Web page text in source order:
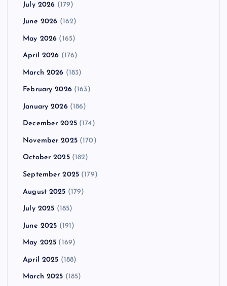
July 2026 (179)
June 2026 (162)
May 2026 (165)
April 2026 (176)
March 2026 (183)
February 2026(163)
January 2026(186)
December 2025(174)
November 2025(170)
October 2025(182)
September 2025 (179)
August 2025 (179)
July 2025 (185)
June 2025 (191)
May 2025 (169)
April 2025 (188)
March 2025 (185)